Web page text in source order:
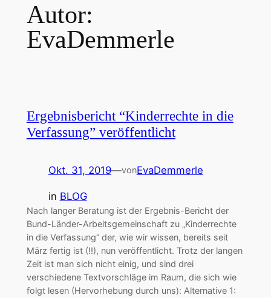
Autor:
EvaDemmerle
Ergebnisbericht “Kinderrechte in die
Verfassung” veröffentlicht
Okt. 31, 2019—vonEvaDemmerle
in BLOG
Nach langer Beratung ist der Ergebnis-Bericht der
Bund-Länder-Arbeitsgemeinschaft zu „Kinderrechte
in die Verfassung“ der, wie wir wissen, bereits seit
März fertig ist (!!), nun veröffentlicht. Trotz der langen
Zeit ist man sich nicht einig, und sind drei
verschiedene Textvorschläge im Raum, die sich wie
folgt lesen (Hervorhebung durch uns): Alternative 1: